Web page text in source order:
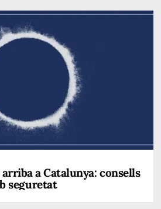
arriba a Catalunya: consells
seguretat